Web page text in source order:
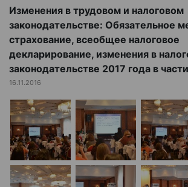
Изменения в трудовом и налоговом
законодательстве: Обязательное
страхование, всеобщее налоговое
декларирование, изменения в
законодательстве 2017 года в
16.11.2016